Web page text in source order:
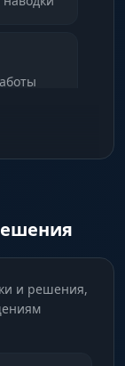
наи решения,